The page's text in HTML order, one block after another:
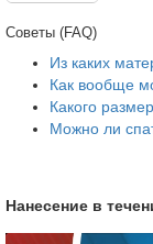
Советы (FAQ)
Из каких
Как вообще
Какого
Можно ли
Нанесение в